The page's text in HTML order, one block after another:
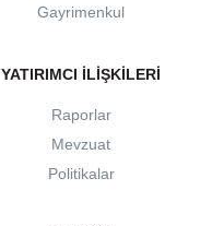
Gayrimenkul
YATIRIMCI İLIŞKILERI
Raporlar
Mevzuat
Politikalar